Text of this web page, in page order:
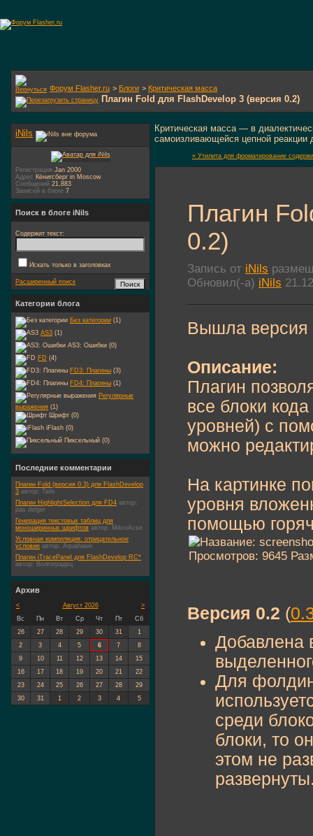
Форум Flasher.ru > Блоги > Критическая масса
Плагин Fold для FlashDevelop 3 (версия 0.2)
Критическая масса — в
самоизливающейся цепной реакции
« Утилита для форматирование
Плагин
0.2)
Запись от iNils
Обновил(-а) iNils
Вышла версия
Описание:
Плагин
все блоки
уровней) с
можно
На картинке
уровня
помощью
Версия 0.2 (
Добавлена
Для
среди
блоки, то
этом не
iNils
Регистрация Jan 2000
Адрес Кёнигсберг in Moscow
Сообщений 21,883
Записей в блоге 7
Поиск в блоге iNils
Содержит текст:
Искать только в заголовках
Расширенный поиск
Категории блога
Без категории (1)
AS3 (1)
AS3: Ошибки (0)
FD (4)
FD3: Плагины (3)
FD4: Плагины (1)
Регулярные
выражения (1)
Шрифт (0)
iFlash (0)
Пиксельный (0)
Последние комментарии
Плагин Fold (версия 0.3) для FlashDevelop
3 автор: Tails
Плагин HighlightSelection для FD4 автор:
pas.delger
Генерация текстовых таблиц для
моноширинных шрифтов автор: MikroAcse
Условная компиляция: отрицательное
условие автор: Aquahawk
Плагин iTracePanel для FlashDevelop RC*
автор: Волгоградец
Архив
< >
Август 2026
Вс
Пн Вт Ср Чт Пт
Сб
26
27 28 29 30 31
1
2
3 4 5 6 7
8
9
10 11 12 13 14
15
16
17 18 19 20 21
22
23
24 25 26 27 28
29
30
31 1 2 3 4 5